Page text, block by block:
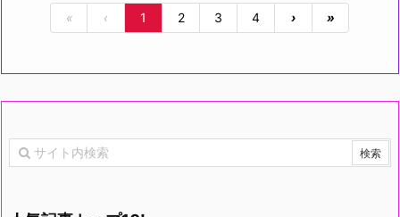
« ‹ 1 2 3 4 › »